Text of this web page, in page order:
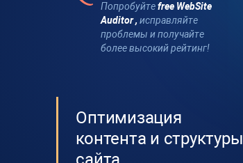
Попробуйтеfree WebSite
Auditor, исправляйте
проблемы и получайте
более высокий рейтинг!
Оптимизация
контента и структуры